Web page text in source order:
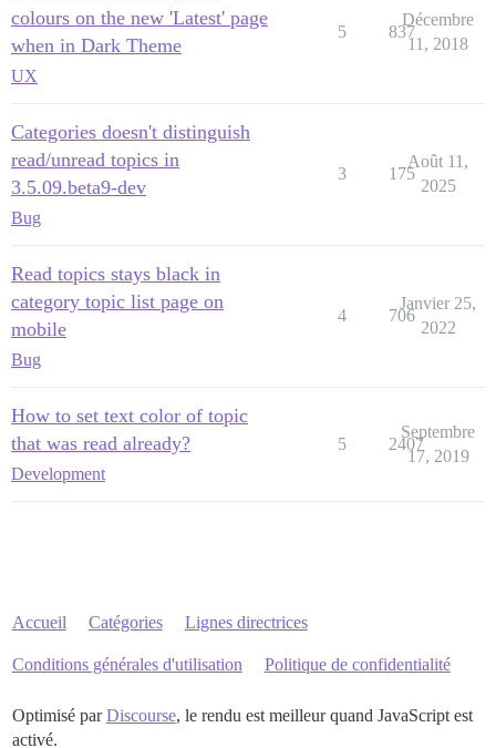
colours on the new 'Latest' page
when in Dark Theme
UX
5 837
Décembre
11, 2018
Categories doesn't distinguish
read/unread topics in
3.5.09.beta9-dev
Bug
3 175
Août 11,
2025
Read topics stays black in
category topic list page on
mobile
Bug
4 706
Janvier 25,
2022
How to set text color of topic
that was read already?
Development
5 2407
Septembre
17, 2019
Accueil Catégories Lignes directrices
Conditions générales d'utilisation Politique de confidentialité
Optimisé parDiscourse, le rendu est meilleur quand JavaScript est
activé.